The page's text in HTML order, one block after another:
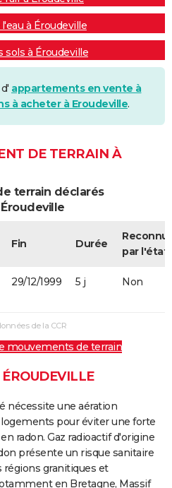
à Éroudeville
sols à Éroudeville
appartements en vente à
à acheter à Eroudeville.
DE TERRAIN À
terrain déclarés
Fin Durée
par l'état
29/12/1999 5 j Non
de la CCR
mouvements de terrain
nécessite une aération
pour éviter une forte
radon. Gaz radioactif d'origine
présente un risque sanitaire
régions granitiques et
en Bretagne, Massif